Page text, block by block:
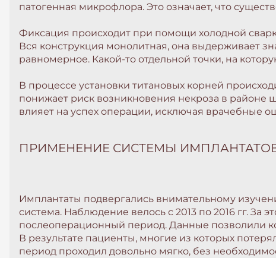
патогенная микрофлора. Это означает, что
Фиксация происходит при помощи холодной
Вся конструкция монолитная, она выдерживает
равномерное. Какой-то отдельной точки, на
В процессе установки титановых корней
понижает риск возникновения некроза в
влияет на успех операции, исключая врачебные
ПРИМЕНЕНИЕ СИСТЕМЫ
Имплантаты подвергались внимательному
система. Наблюдение велось с 2013 по 2016 гг.
послеоперационный период. Данные позволили
В результате пациенты, многие из которых
период проходил довольно мягко, без